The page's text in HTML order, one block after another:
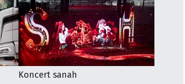
Koncert sanah